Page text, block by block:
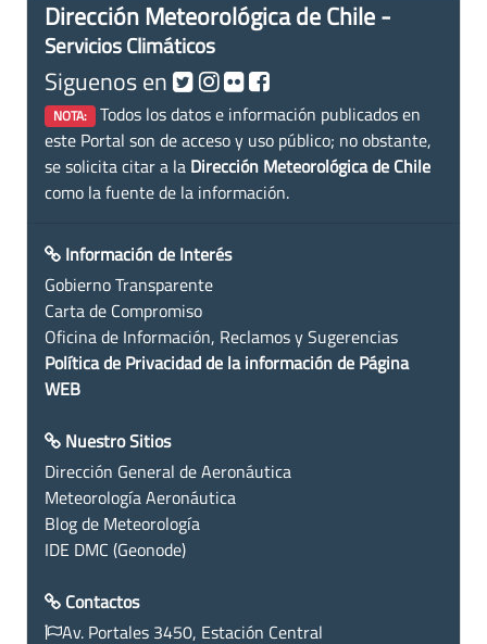
Dirección Meteorológica de Chile -
Servicios Climáticos
Siguenos en
NOTA: Todos los datos e información publicados en
este Portal son de acceso y uso público; no obstante,
se solicita citar a la Dirección Meteorológica de Chile
como la fuente de la información.
Información de Interés
Gobierno Transparente
Carta de Compromiso
Oficina de Información, Reclamos y Sugerencias
Política de Privacidad de la información de Página
WEB
Nuestro Sitios
Dirección General de Aeronáutica
Meteorología Aeronáutica
Blog de Meteorología
IDE DMC (Geonode)
Contactos
Av. Portales 3450, Estación Central